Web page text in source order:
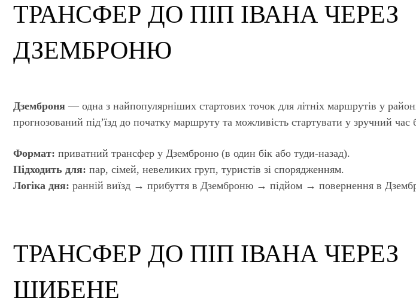
ТРАНСФЕР ДО ПІП ІВАНА ЧЕРЕЗ
ДЗЕМБРОНЮ
Дземброня — одна з найпопулярніших стартових точок для літніх маршрутів у
прогнозований під’їзд до початку маршруту та можливість стартувати у зручний час
Формат: приватний трансфер у Дземброню (в один бік або туди-назад).
Підходить для: пар, сімей, невеликих груп, туристів зі спорядженням.
Логіка дня: ранній виїзд → прибуття в Дземброню → підйом → повернення в
ТРАНСФЕР ДО ПІП ІВАНА ЧЕРЕЗ
ШИБЕНЕ